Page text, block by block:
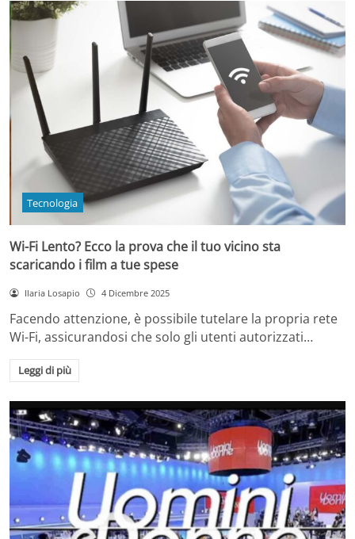
Tecnologia
Wi-Fi Lento? Ecco la prova che il tuo vicino sta
scaricando i film a tue spese
Ilaria Losapio 4 Dicembre 2025
Facendo attenzione, è possibile tutelare la propria rete
Wi-Fi, assicurandosi che solo gli utenti autorizzati…
Leggi di più